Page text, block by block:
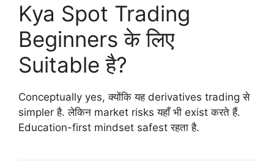
Kya Spot Trading
Beginners के लिए
Suitable है?
Conceptually yes, क्योंकि यह derivatives trading से
simpler है. लेकिन market risks यहाँ भी exist करते हैं.
Education-first mindset safest रहता है.